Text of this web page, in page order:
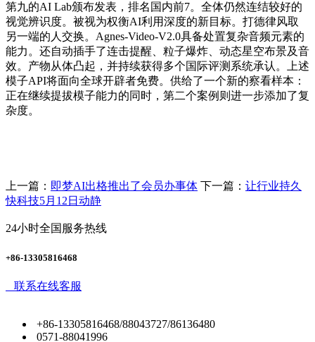
第九的AI Lab颁布发表，排名国内前7。全体仍然连结较好的
视觉辨识度。被视为权衡AI利用深度的新目标。打德律风取
另一端的人交换。Agnes-Video-V2.0具备处置复杂音频元素的
能力。还自动插手了连击提醒、粒子爆炸、动态星空布景及音
效。产物从体凸起，并持续获得多个国际评测系统承认。上述
模子API将面向全球开辟者免费。供给了一个新的察看样本：
正在继续提拔模子能力的同时，第二个案例则进一步添加了复
杂度。
上一篇： 即梦AI出格推出了会员办事体 下一篇： 让行业持久
快科技5月12日动静
24小时全国服务热线
+86-13305816468
联系在线客服
+86-13305816468/88043727/86136480
0571-88041996